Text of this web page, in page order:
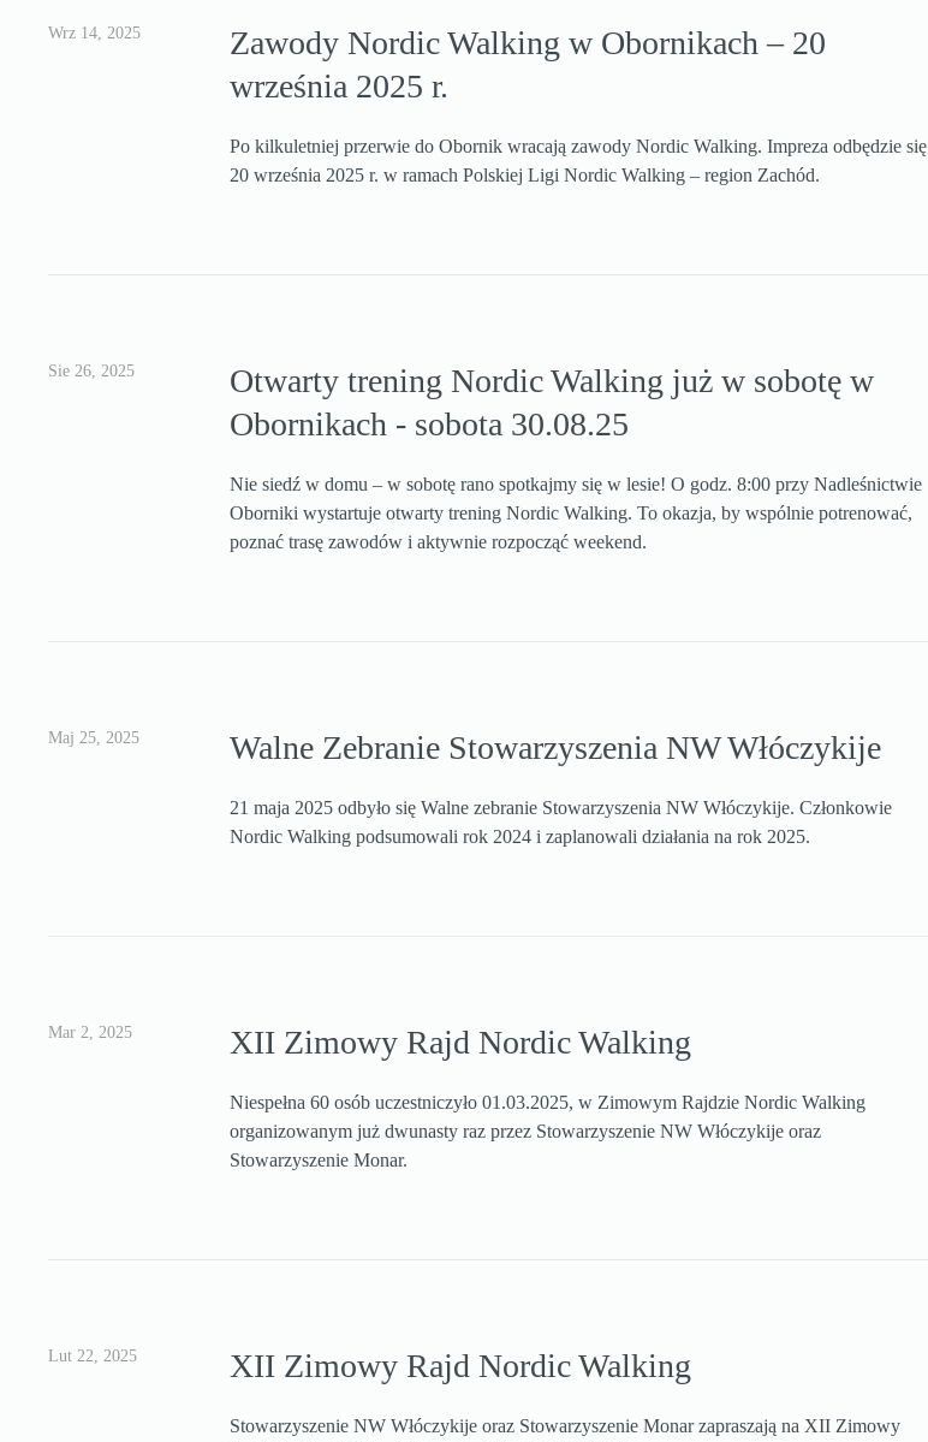
Wrz 14, 2025
Zawody Nordic Walking w Obornikach – 20
września 2025 r.
Po kilkuletniej przerwie do Obornik wracają zawody Nordic Walking. Impreza odbędzie się
20 września 2025 r. w ramach Polskiej Ligi Nordic Walking – region Zachód.
Sie 26, 2025
Otwarty trening Nordic Walking już w sobotę w
Obornikach - sobota 30.08.25
Nie siedź w domu – w sobotę rano spotkajmy się w lesie! O godz. 8:00 przy Nadleśnictwie
Oborniki wystartuje otwarty trening Nordic Walking. To okazja, by wspólnie potrenować,
poznać trasę zawodów i aktywnie rozpocząć weekend.
Maj 25, 2025 Walne Zebranie Stowarzyszenia NW Włóczykije
21 maja 2025 odbyło się Walne zebranie Stowarzyszenia NW Włóczykije. Członkowie
Nordic Walking podsumowali rok 2024 i zaplanowali działania na rok 2025.
Mar 2, 2025 XII Zimowy Rajd Nordic Walking
Niespełna 60 osób uczestniczyło 01.03.2025, w Zimowym Rajdzie Nordic Walking
organizowanym już dwunasty raz przez Stowarzyszenie NW Włóczykije oraz
Stowarzyszenie Monar.
Lut 22, 2025 XII Zimowy Rajd Nordic Walking
Stowarzyszenie NW Włóczykije oraz Stowarzyszenie Monar zapraszają na XII Zimowy